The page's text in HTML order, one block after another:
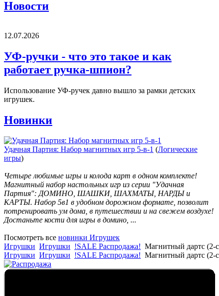
Новости
12.07.2026
УФ-ручки - что это такое и как
работает ручка-шпион?
Использование УФ-ручек давно вышло за рамки детских
игрушек.
Новинки
Удачная Партия: Набор магнитных игр 5-в-1 (Логические
игры)
Четыре любимые игры и колода карт в одном комплекте!
Магнитный набор настольных игр из серии "Удачная
Партия": ДОМИНО, ШАШКИ, ШАХМАТЫ, НАРДЫ и
КАРТЫ. Набор 5в1 в удобном дорожном формате, позволит
потренировать ум дома, в путешествии и на свежем воздухе!
Достаньте кости для игры в домино, ...
Посмотреть все новинки Игрушек
Игрушки Игрушки !SALE Распродажа! Магнитный дартс (2-
Игрушки Игрушки !SALE Распродажа! Магнитный дартс (2-